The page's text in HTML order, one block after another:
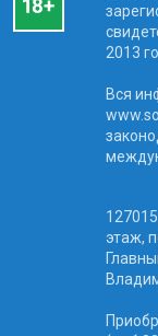
2013
Вся
этаж,